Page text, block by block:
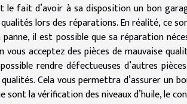
le fait d’avoir à sa disposition un bon
lors des réparations. En réalité, ce
il est possible que sa réparation
vous acceptez des pièces de mauvaise
rendre défectueuses d’autres
Cela vous permettra d’assurer un
sont la vérification des niveaux d’huile, le